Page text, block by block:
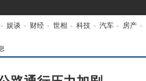
- 娱谈 - 财经 - 世相 - 科技 - 汽车 - 房产 -